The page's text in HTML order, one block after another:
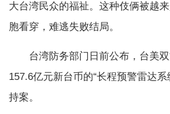
大台湾民众的福祉。这种伎俩被越
胞看穿，难逃失败结局。
台湾防务部门日前公布，台美双
157.6亿元新台币的“长程预警雷达
持案。